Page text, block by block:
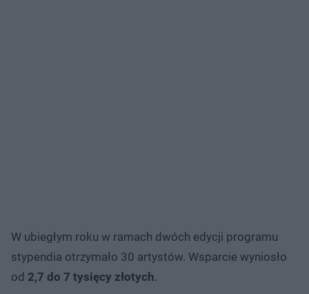
W ubiegłym roku w ramach dwóch edycji programu
stypendia otrzymało 30 artystów. Wsparcie wyniosło
od 2,7 do 7 tysięcy złotych.